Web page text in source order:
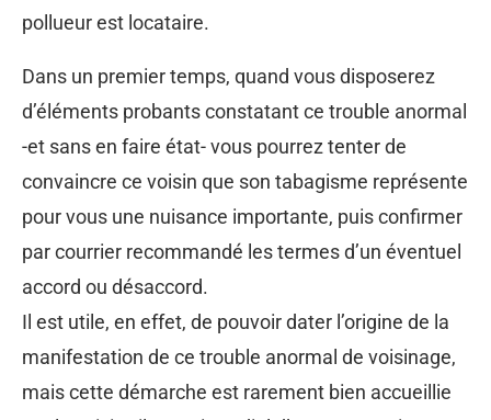
pollueur est locataire.
Dans un premier temps, quand vous disposerez
d’éléments probants constatant ce trouble anormal
-et sans en faire état- vous pourrez tenter de
convaincre ce voisin que son tabagisme représente
pour vous une nuisance importante, puis confirmer
par courrier recommandé les termes d’un éventuel
accord ou désaccord.
Il est utile, en effet, de pouvoir dater l’origine de la
manifestation de ce trouble anormal de voisinage,
mais cette démarche est rarement bien accueillie